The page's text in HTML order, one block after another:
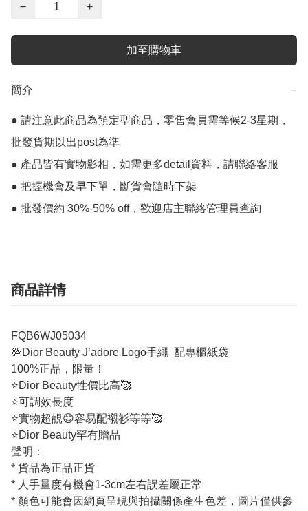
−
+
加至購物車
簡介 −
● 請注意此商品為預定型商品，零售會員需等候2-3星期，
批發貨期以出post為準
● 產品皆有實物影相，如需更多detail資料，請聯絡客服
● 把握機會及早下單，斷貨會隨時下架
● 批發價約 30%-50% off，歡迎店主聯絡管理員查詢
商品詳情
FQB6WJ05034
💯Dior Beauty J’adore Logo手繩 配專櫃紙袋
100%正品，限量！
⭐Dior Beauty性價比高🥰
⭐可調效長度
⭐實物超靚😊容易配襯衫等等🥰
⭐Dior Beauty罕有贈品
聲明：
* 貨品為正品正貨
* 人手量度有機會1-3cm左右誤差屬正常
* 顏色可能會因網頁呈現與拍攝關係產生色差，圖片僅供參